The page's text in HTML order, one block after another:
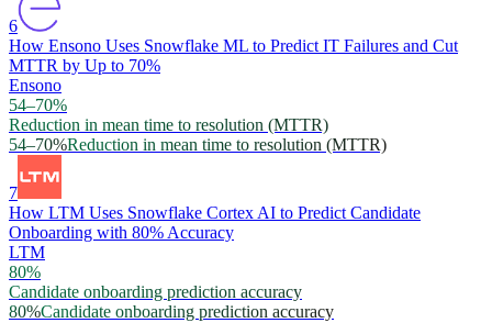
6
How Ensono Uses Snowflake ML to Predict IT Failures and Cut
MTTR by Up to 70%
Ensono
54–70%
Reduction in mean time to resolution (MTTR)
54–70%Reduction in mean time to resolution (MTTR)
7
How LTM Uses Snowflake Cortex AI to Predict Candidate
Onboarding with 80% Accuracy
LTM
80%
Candidate onboarding prediction accuracy
80%Candidate onboarding prediction accuracy